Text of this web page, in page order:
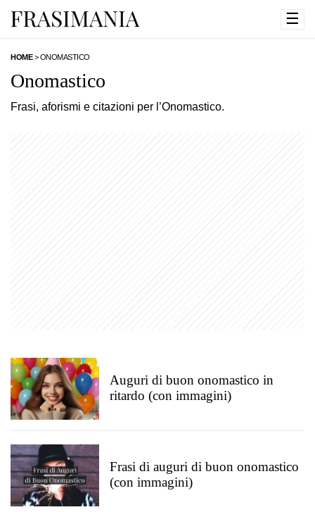
☰
HOME>ONOMASTICO
Onomastico
Frasi, aforismi e citazioni per l’Onomastico.
Auguri di buon onomastico in
ritardo (con immagini)
Frasi di auguri di buon onomastico
(con immagini)